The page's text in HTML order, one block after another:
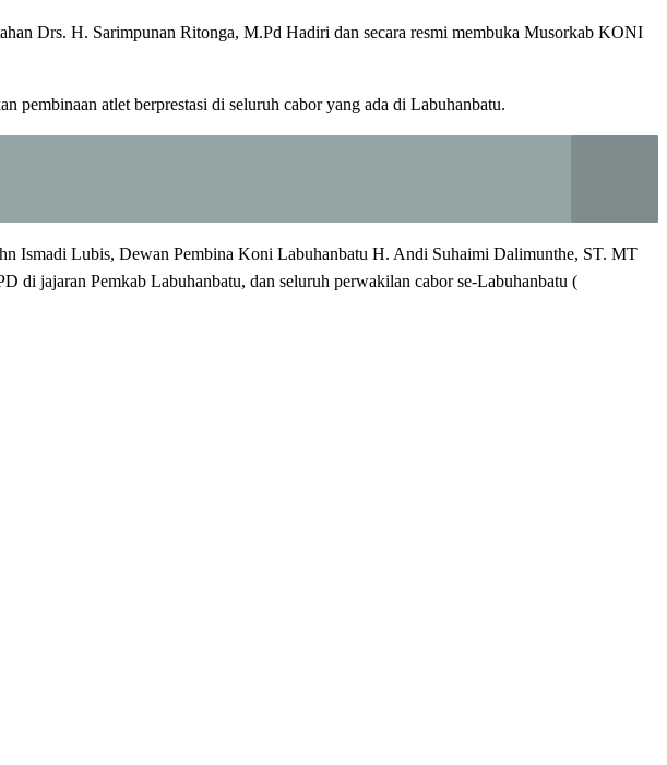
Drs. H. Sarimpunan Ritonga, M.Pd Hadiri dan secara resmi membuka Musorkab KONI
pembinaan atlet berprestasi di seluruh cabor yang ada di Labuhanbatu.
Ismadi Lubis, Dewan Pembina Koni Labuhanbatu H. Andi Suhaimi Dalimunthe, ST. MT
jajaran Pemkab Labuhanbatu, dan seluruh perwakilan cabor se-Labuhanbatu (